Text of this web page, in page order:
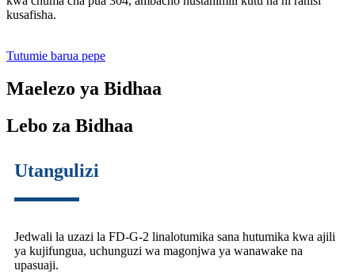
kusafisha.
Tutumie barua pepe
Maelezo ya Bidhaa
Lebo za Bidhaa
Utangulizi
Jedwali la uzazi la FD-G-2 linalotumika sana hutumika kwa ajili
ya kujifungua, uchunguzi wa magonjwa ya wanawake na
upasuaji.